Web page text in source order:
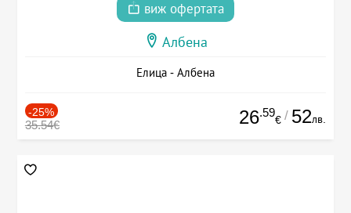
виж офертата
Албена
Елица - Албена
-25%
35.54€ 26.59
€ / 52лв.